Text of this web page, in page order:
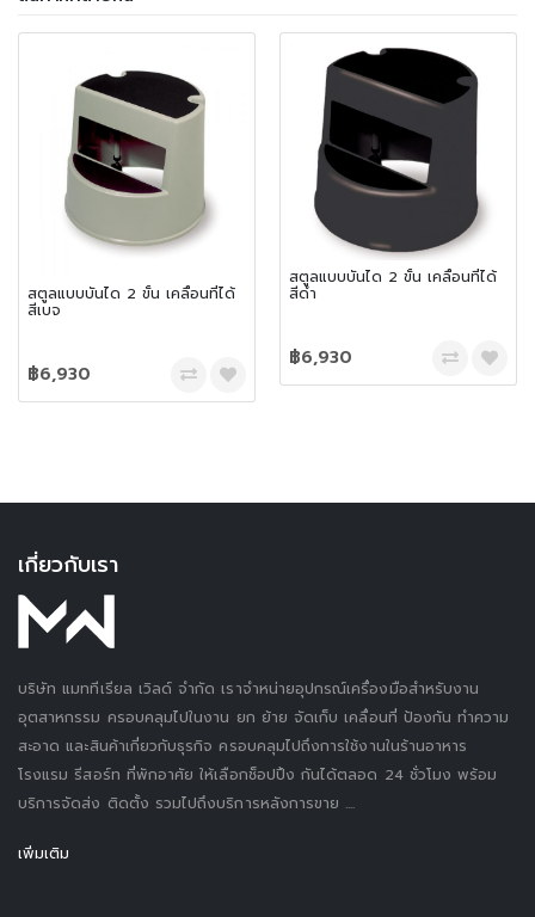
สตูลแบบบันได 2 ขั้น เคลื่อนที่ได้
สีเบจ
฿6,930
สตูลแบบบันได 2 ขั้น เคลื่อนที่ได้
สีดำ
฿6,930
เกี่ยวกับเรา
บริษัท แมททีเรียล เวิลด์ จำกัด เราจำหน่ายอุปกรณ์เครื่องมือสำหรับงาน
อุตสาหกรรม ครอบคลุมไปในงาน ยก ย้าย จัดเก็บ เคลื่อนที่ ป้องกัน ทำความ
สะอาด และสินค้าเกี่ยวกับธุรกิจ ครอบคลุมไปถึงการใช้งานในร้านอาหาร
โรงแรม รีสอร์ท ที่พักอาศัย ให้เลือกช็อปปิ้ง กันได้ตลอด 24 ชั่วโมง พร้อม
บริการจัดส่ง ติดตั้ง รวมไปถึงบริการหลังการขาย ....
เพิ่มเติม